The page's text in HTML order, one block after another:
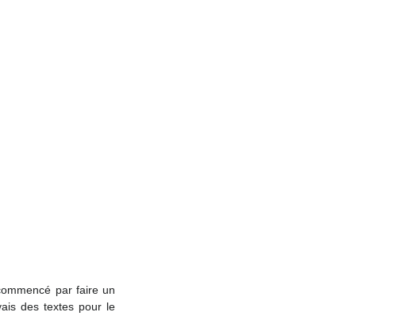
par faire un
des textes pour le